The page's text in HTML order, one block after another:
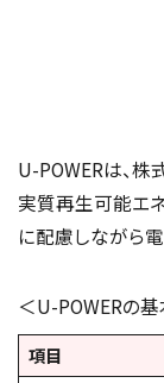
U-POWERは、株
実質再生可能エ
に配慮しながら
＜U-POWERの
項目